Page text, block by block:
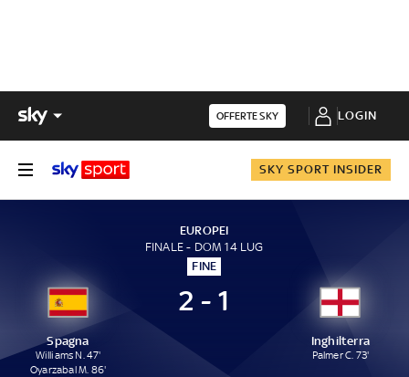
OFFERTE SKY LOGIN
SKY SPORT INSIDER
EUROPEI
FINALE - DOM 14 LUG
FINE
Spagna
Williams N. 47'
Oyarzabal M. 86'
2 - 1
Inghilterra
Palmer C. 73'